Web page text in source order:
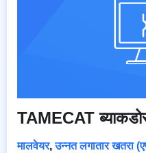
TAMECAT
मालवेयर,उन्नत लगातार खतरा